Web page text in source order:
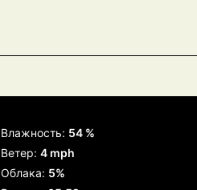
Влажность: 54 %
Ветер: 4 mph
Облака: 5%